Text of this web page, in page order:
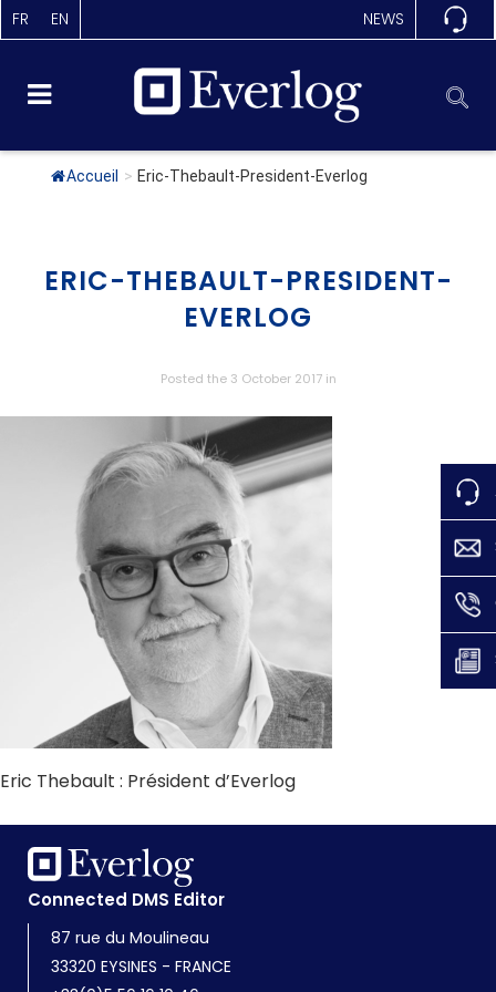
FR EN NEWS
Accueil > Eric-Thebault-President-Everlog
ERIC-THEBAULT-PRESIDENT-
EVERLOG
Posted the 3 October 2017in
Eric Thebault : Président d’Everlog
Connected DMS Editor
87 rue du Moulineau
33320 EYSINES - FRANCE